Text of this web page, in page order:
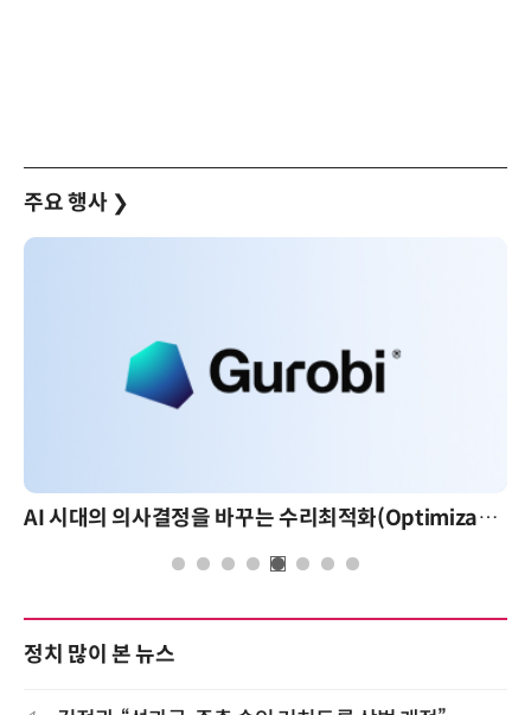
주요 행사 ❯
AI 시대의 의사결정을 바꾸는 수리최적화(Optimization): 실제 산업 적용 사례와 활용 전략
정치 많이 본 뉴스